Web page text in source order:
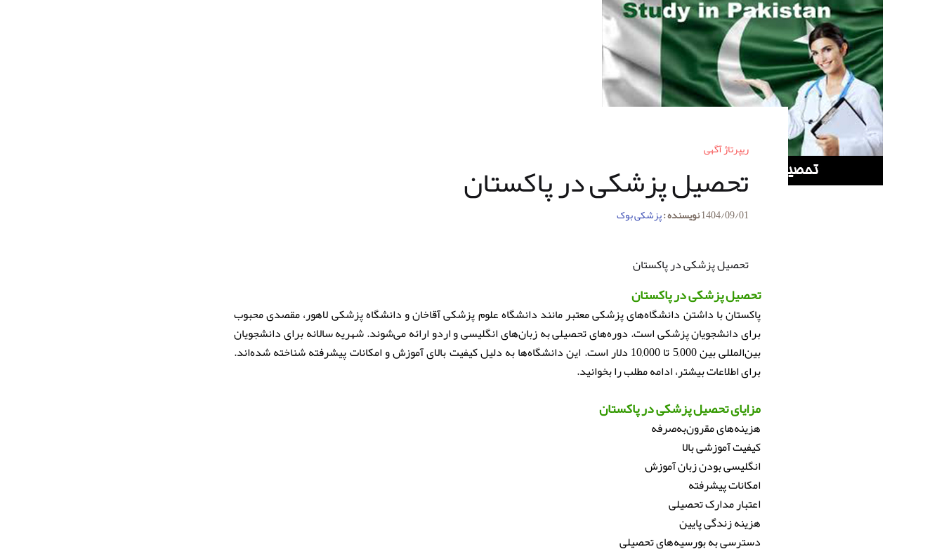
ریپرتاژ آگهی
تحصیل پزشکی در پاکستان
1404/09/01نویسنده :پزشکی بوک
تحصیل پزشکی در پاکستان
تحصیل پزشکی در پاکستان
پاکستان با داشتن دانشگاه‌های پزشکی معتبر مانند دانشگاه علوم پزشکی آقاخان و دانشگاه پزشکی لاهور، مقصدی محبوب
برای دانشجویان پزشکی است. دوره‌های تحصیلی به زبان‌های انگلیسی و اردو ارائه می‌شوند. شهریه سالانه برای دانشجویان
بین‌المللی بین 5,000 تا 10,000 دلار است. این دانشگاه‌ها به دلیل کیفیت بالای آموزش و امکانات پیشرفته شناخته شده‌اند.
برای اطلاعات بیشتر، ادامه مطلب را بخوانید.
مزایای تحصیل پزشکی در پاکستان
هزینه‌های مقرون‌به‌صرفه
کیفیت آموزشی بالا
انگلیسی بودن زبان آموزش
امکانات پیشرفته
اعتبار مدارک تحصیلی
هزینه زندگی پایین
دسترسی به بورسیه‌های تحصیلی